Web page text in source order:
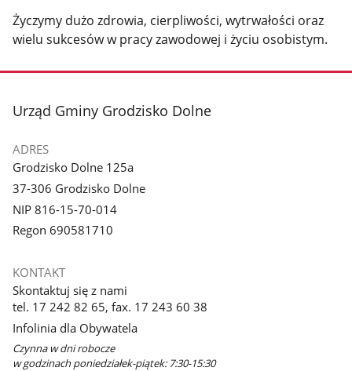
Życzymy dużo zdrowia, cierpliwości, wytrwałości oraz
wielu sukcesów w pracy zawodowej i życiu osobistym.
stopka
Urząd Gminy Grodzisko Dolne
ADRES
Grodzisko Dolne 125a
37-306 Grodzisko Dolne
NIP 816-15-70-014
Regon 690581710
KONTAKT
Skontaktuj się z nami
tel. 17 242 82 65, fax. 17 243 60 38
Infolinia dla Obywatela
Czynna w dni robocze
w godzinach poniedziałek-piątek: 7:30-15:30